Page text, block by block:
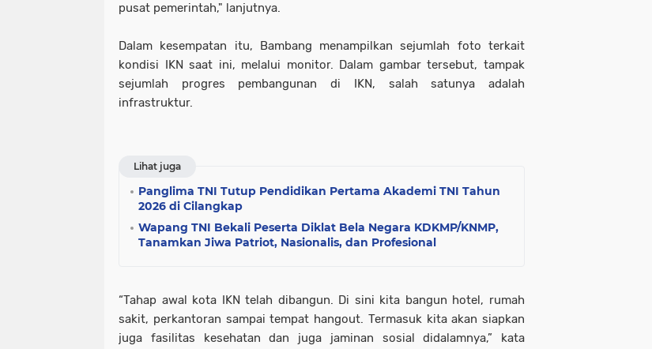
pusat pemerintah," lanjutnya.
Dalam kesempatan itu, Bambang menampilkan sejumlah foto terkait
kondisi IKN saat ini, melalui monitor. Dalam gambar tersebut, tampak
sejumlah progres pembangunan di IKN, salah satunya adalah
infrastruktur.
Lihat juga
Panglima TNI Tutup Pendidikan Pertama Akademi TNI Tahun
2026 di Cilangkap
Wapang TNI Bekali Peserta Diklat Bela Negara KDKMP/KNMP,
Tanamkan Jiwa Patriot, Nasionalis, dan Profesional
“Tahap awal kota IKN telah dibangun. Di sini kita bangun hotel, rumah
sakit, perkantoran sampai tempat hangout. Termasuk kita akan siapkan
juga fasilitas kesehatan dan juga jaminan sosial didalamnya,” kata